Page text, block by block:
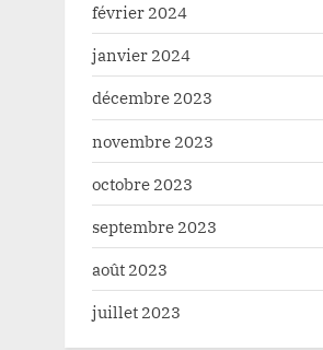
février 2024
janvier 2024
décembre 2023
novembre 2023
octobre 2023
septembre 2023
août 2023
juillet 2023